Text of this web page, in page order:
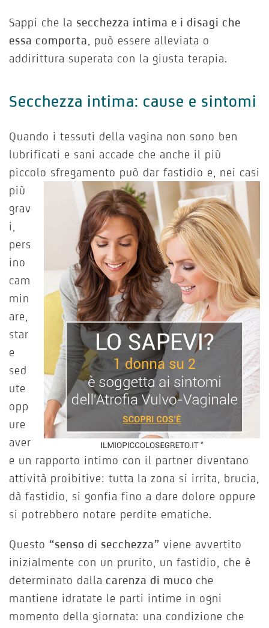
Sappi che la secchezza intima e i disagi che
essa comporta , può essere alleviata o
addirittura superata con la giusta terapia.
Secchezza intima: cause e sintomi
Quando i tessuti della vagina non sono ben
lubrificati e sani accade che anche il più
piccolo sfregamento può dar fastidio e, nei casi
più
grav
i,
pers
ino
cam
min
are,
star
e
sed
ute
opp
ure
aver
e un rapporto intimo con il partner diventano
attività proibitive: tutta la zona si irrita, brucia,
dà fastidio, si gonfia fino a dare dolore oppure
si potrebbero notare perdite ematiche.
Questo “senso di secchezza” viene avvertito
inizialmente con un prurito, un fastidio, che è
determinato dalla carenza di muco che
mantiene idratate le parti intime in ogni
momento della giornata: una condizione che